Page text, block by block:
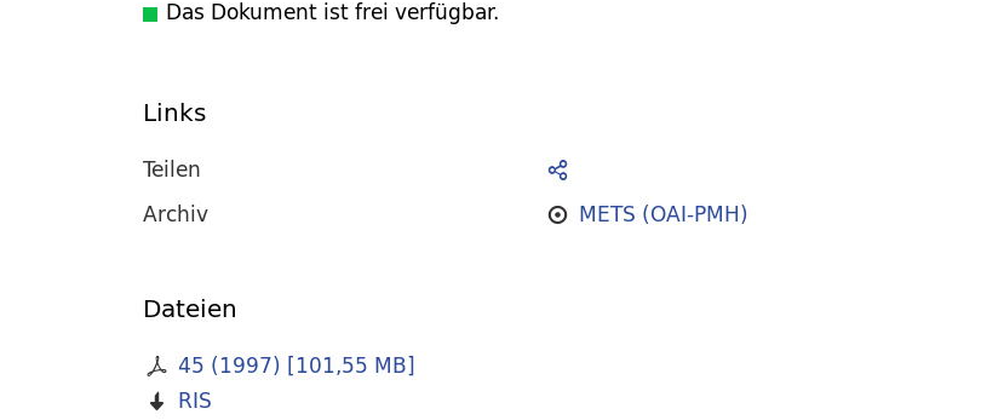
Das Dokument ist frei verfügbar.
Links
Teilen
Archiv
METS (OAI-PMH)
Dateien
45 (1997) [101,55 MB]
RIS